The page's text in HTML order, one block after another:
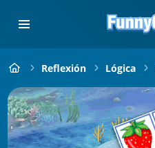
Reflexión Lógica